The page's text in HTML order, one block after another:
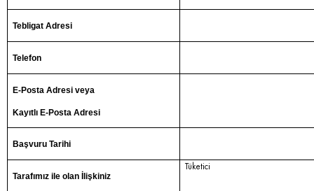
Tebligat Adresi
Telefon
E-Posta Adresi veya
Kayıtlı E-Posta Adresi
Başvuru Tarihi
Tarafımız ile olan İlişkiniz
Tüketici